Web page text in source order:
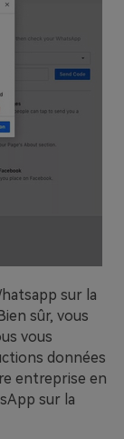
sur la
sûr, vous
vous
données
entreprise en
sur la